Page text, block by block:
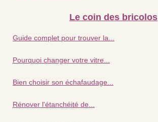
Le coin des bricolos
Guide complet pour trouver la...
Pourquoi changer votre vitre...
Bien choisir son échafaudage...
Rénover l'étanchéité de...